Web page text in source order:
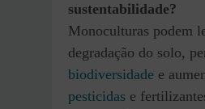
sustentabilidade?
Monoculturas podem
degradação do solo,
biodiversidade e
pesticidas e